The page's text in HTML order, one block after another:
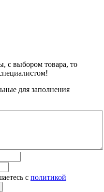
с выбором товара, то
для заполнения
с политикой